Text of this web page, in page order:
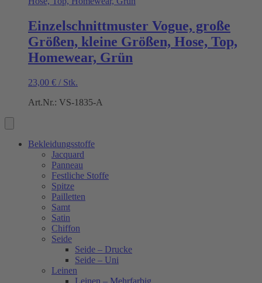
Einzelschnittmuster Vogue, große
Größen, kleine Größen, Hose, Top,
Homewear, Grün
23,00 € / Stk.
Art.Nr.: VS-1835-A
Bekleidungsstoffe
Jacquard
Panneau
Festliche Stoffe
Spitze
Pailletten
Samt
Satin
Chiffon
Seide
Seide – Drucke
Seide – Uni
Leinen